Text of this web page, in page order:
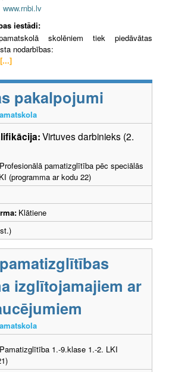
www.rnbi.lv
iestādi:
skolēniem tiek piedāvātas
nodarbības:
[...]
pakalpojumi
Virtuves darbinieks (2.
Profesionālā pamatizglītība pēc speciālās
(programma ar kodu 22)
Klātiene
izglītojamajiem ar
Pamatizglītība 1.-9.klase 1.-2. LKI